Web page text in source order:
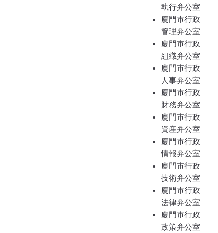
執行弁公室
廈門市行政
管理弁公室
廈門市行政
組織弁公室
廈門市行政
人事弁公室
廈門市行政
財務弁公室
廈門市行政
資産弁公室
廈門市行政
情報弁公室
廈門市行政
技術弁公室
廈門市行政
法律弁公室
廈門市行政
政策弁公室